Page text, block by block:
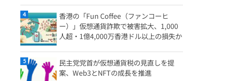
香港の「Fun Coffee（ファンコーヒ
ー）」仮想通貨詐欺で被害拡大、1,000
人超・1億4,000万香港ドル以上の損失か
民主党党首が仮想通貨税の見直しを提
案、Web3とNFTの成長を推進